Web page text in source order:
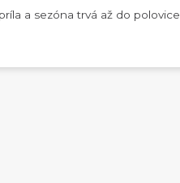
a sezóna trvá až do polovice